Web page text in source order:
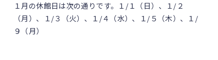
１月の休館日は次の通りです。１/１（日）、１/２
（月）、１/３（火）、１/４（水）、１/５（木）、１/
９（月）